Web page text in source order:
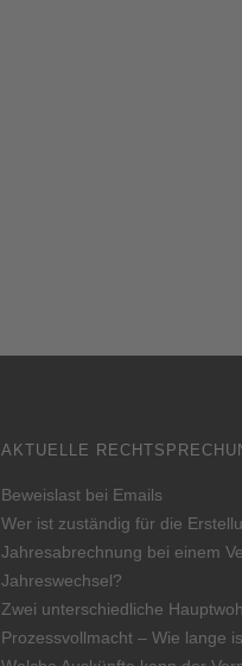
AKTUELLE
Beweislast bei Emails
Wer ist zuständig für die
Jahresabrechnung bei einem
Jahreswechsel?
Zwei unterschiedliche
Prozessvollmacht – Wie lange